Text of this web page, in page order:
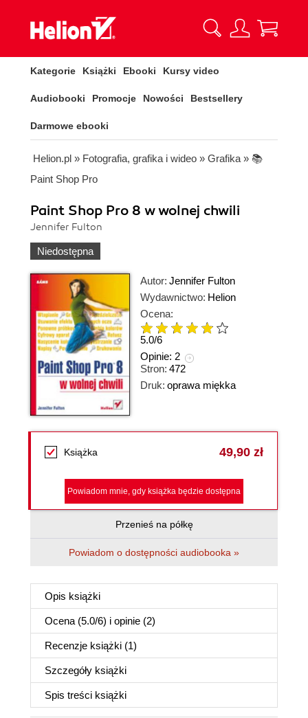
Kategorie Książki Ebooki Kursy video
Audiobooki Promocje Nowości Bestsellery
Darmowe ebooki
Helion.pl » Fotografia, grafika i wideo » Grafika » 📚
Paint Shop Pro
Paint Shop Pro 8 w wolnej chwili
Jennifer Fulton
Niedostępna
Autor: Jennifer Fulton
Wydawnictwo: Helion
Ocena:
5.0/6
Opinie: 2
Stron: 472
Druk: oprawa miękka
Książka 49,90 zł
Powiadom mnie, gdy książka będzie dostępna
Przenieś na półkę
Powiadom o dostępności audiobooka »
Opis książki
Ocena (5.0/6) i opinie (2)
Recenzje książki (1)
Szczegóły książki
Spis treści książki